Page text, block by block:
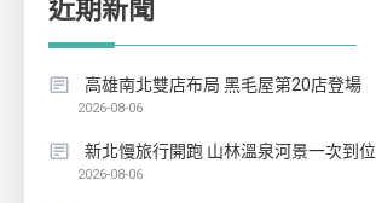
近期新聞
高雄南北雙店布局 黑毛屋第20店登場
2026-08-06
新北慢旅行開跑 山林溫泉河景一次到位
2026-08-06